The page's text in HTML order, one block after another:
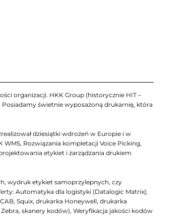
organizacji. HKK Group (historycznie HIT –
świetnie wyposażoną drukarnię, która
dziesiątki wdrożeń w Europie i w
Rozwiązania kompletacji Voice Picking,
etykiet i zarządzania drukiem
wydruk etykiet samoprzylepnych, czy
Automatyka dla logistyki (Datalogic Matrix);
Squix, drukarka Honeywell, drukarka
skanery kodów), Weryfikacja jakości kodów